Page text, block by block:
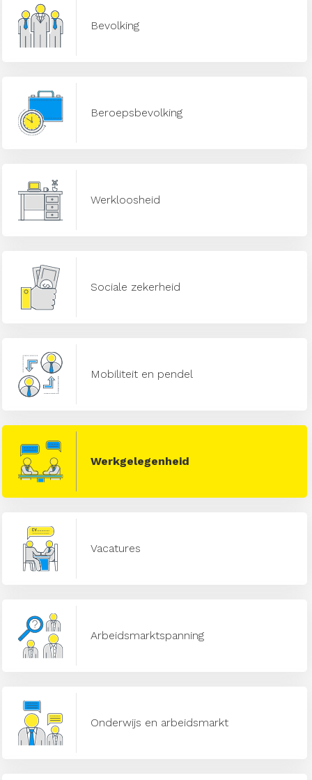
Bevolking
Beroepsbevolking
Werkloosheid
Sociale zekerheid
Mobiliteit en pendel
Werkgelegenheid
Vacatures
Arbeidsmarktspanning
Onderwijs en arbeidsmarkt